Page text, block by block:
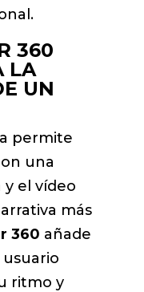
360
LA
UN
permite
una
y el vídeo
más
360 añade
ritmo y